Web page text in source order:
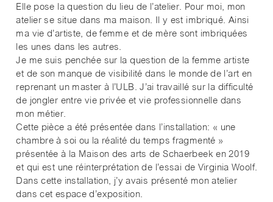
Elle pose la question du lieu de l’atelier. Pour moi, mon
atelier se situe dans ma maison. Il y est imbriqué. Ainsi
ma vie d’artiste, de femme et de mère sont imbriquées
les unes dans les autres.
Je me suis penchée sur la question de la femme artiste
et de son manque de visibilité dans le monde de l’art en
reprenant un master à l’ULB. J’ai travaillé sur la difficulté
de jongler entre vie privée et vie professionnelle dans
mon métier.
Cette pièce a été présentée dans l’installation: « une
chambre à soi ou la réalité du temps fragmenté »
présentée à la Maison des arts de Schaerbeek en 2019
et qui est une réinterprétation de l’essai de Virginia Woolf.
Dans cette installation, j’y avais présenté mon atelier
dans cet espace d’exposition.